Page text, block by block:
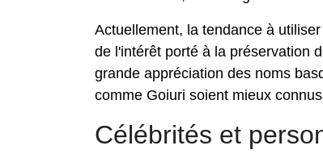
Actuellement, la tendance à
de l'intérêt porté à la préservation
grande appréciation des noms
comme Goiuri soient mieux
Célébrités et